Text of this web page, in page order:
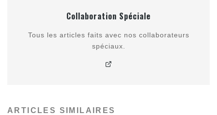
Collaboration Spéciale
Tous les articles faits avec nos collaborateurs
spéciaux.
ARTICLES SIMILAIRES